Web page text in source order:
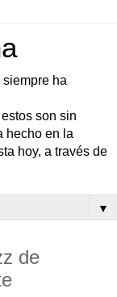
ha
son sin
hecho en la
hoy, a través de
▼
de